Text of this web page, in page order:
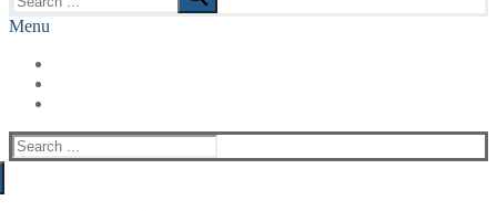
for:
Menu
Search
for: